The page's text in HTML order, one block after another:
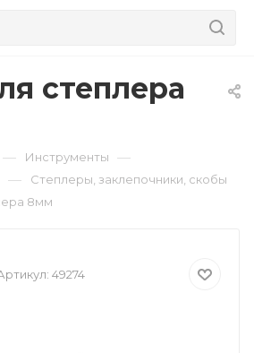
степлера
— Инструменты —
— Степлеры, заклепочники, скобы
8мм
49274